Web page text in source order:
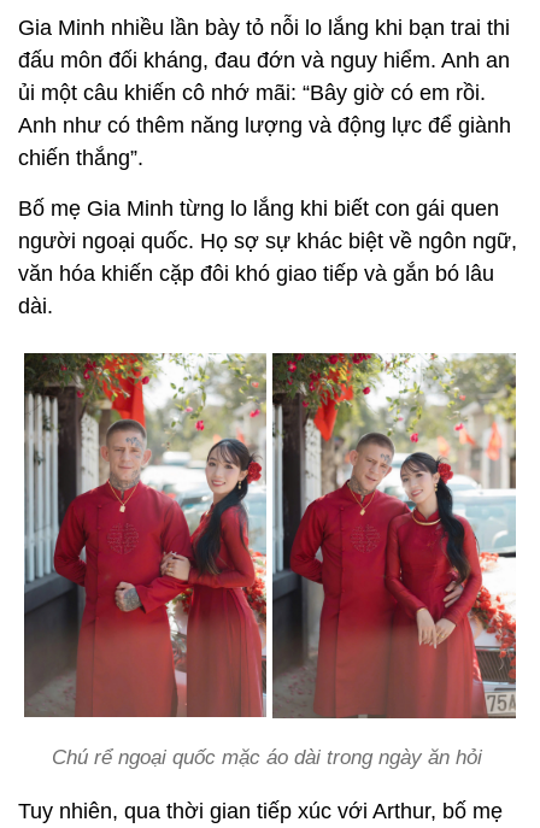
Gia Minh nhiều lần bày tỏ nỗi lo lắng khi bạn trai thi
đấu môn đối kháng, đau đớn và nguy hiểm. Anh an
ủi một câu khiến cô nhớ mãi: “Bây giờ có em rồi.
Anh như có thêm năng lượng và động lực để giành
chiến thắng”.
Bố mẹ Gia Minh từng lo lắng khi biết con gái quen
người ngoại quốc. Họ sợ sự khác biệt về ngôn ngữ,
văn hóa khiến cặp đôi khó giao tiếp và gắn bó lâu
dài.
Chú rể ngoại quốc mặc áo dài trong ngày ăn hỏi
Tuy nhiên, qua thời gian tiếp xúc với Arthur, bố mẹ